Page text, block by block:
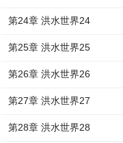
第24章 洪水世界24
第25章 洪水世界25
第26章 洪水世界26
第27章 洪水世界27
第28章 洪水世界28